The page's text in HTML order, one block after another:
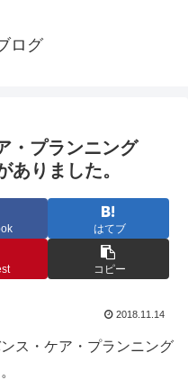
ログ
・プランニング
ありました。
はてブ
コピー
2018.11.14
ス・ケア・プランニング